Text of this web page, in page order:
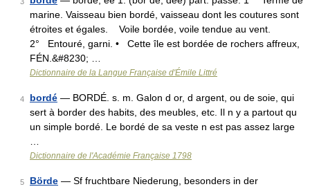
marine. Vaisseau bien bordé, vaisseau dont les coutures sont
étroites et égales. Voile bordée, voile tendue au vent.
2° Entouré, garni. • Cette île est bordée de rochers affreux,
FÉN.&#8230; …
Dictionnaire de la Langue Française d'Émile Littré
4 bordé — BORDÉ. s. m. Galon d or, d argent, ou de soie, qui
sert à border des habits, des meubles, etc. Il n y a partout qu
un simple bordé. Le bordé de sa veste n est pas assez large
Dictionnaire de l'Académie Française 1798
5 Börde — Sf fruchtbare Niederung, besonders in der